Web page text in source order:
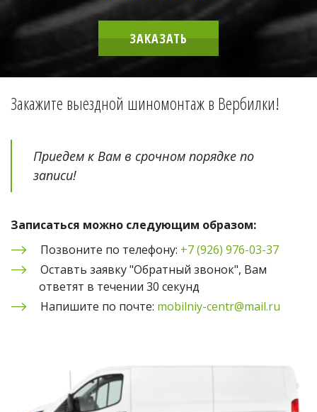
ЗАКАЗАТЬ
Закажите выездной шиномонтаж в Вербилки!
Приедем к Вам в срочном порядке по
записи!
Записаться можно следующим образом:
Позвоните по телефону: +7 (926) 976-03-37
Оставть заявку "Обратный звонок", Вам
ответят в течении 30 секунд
Напишите по почте: mobilniy-centr@mail.ru